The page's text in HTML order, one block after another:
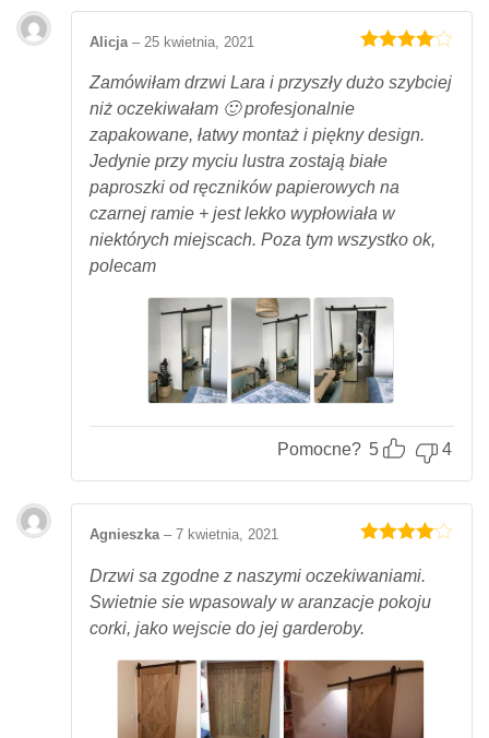
4na 5.
Alicja – 25 kwietnia, 2021
Zamówiłam drzwi Lara i przyszły dużo szybciej
niż oczekiwałam 🙂 profesjonalnie
zapakowane, łatwy montaż i piękny design.
Jedynie przy myciu lustra zostają białe
paproszki od ręczników papierowych na
czarnej ramie + jest lekko wypłowiała w
niektórych miejscach. Poza tym wszystko ok,
polecam
Pomocne? 5 4
4na 5.
Agnieszka – 7 kwietnia, 2021
Drzwi sa zgodne z naszymi oczekiwaniami.
Swietnie sie wpasowaly w aranzacje pokoju
corki, jako wejscie do jej garderoby.